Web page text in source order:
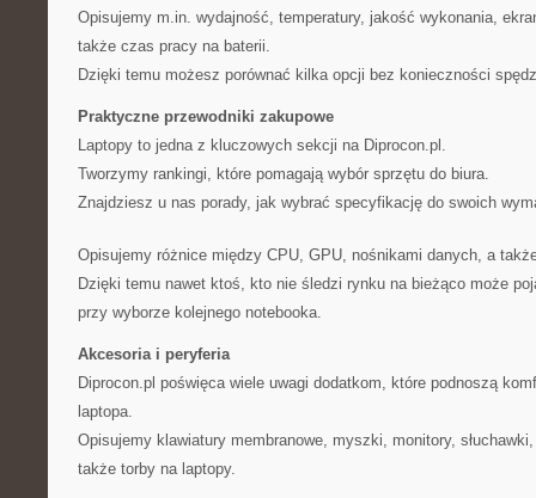
Opisujemy m.in. wydajność, temperatury, jakość wykonania,
także czas pracy na baterii.
Dzięki temu możesz porównać kilka opcji bez konieczności
Praktyczne przewodniki zakupowe
Laptopy to jedna z kluczowych sekcji na Diprocon.pl.
Tworzymy rankingi, które pomagają wybór sprzętu do biura.
Znajdziesz u nas porady, jak wybrać specyfikację do swoich
Opisujemy różnice między CPU, GPU, nośnikami danych, a
Dzięki temu nawet ktoś, kto nie śledzi rynku na bieżąco może
przy wyborze kolejnego notebooka.
Akcesoria i peryferia
Diprocon.pl poświęca wiele uwagi dodatkom, które podnoszą
laptopa.
Opisujemy klawiatury membranowe, myszki, monitory,
także torby na laptopy.